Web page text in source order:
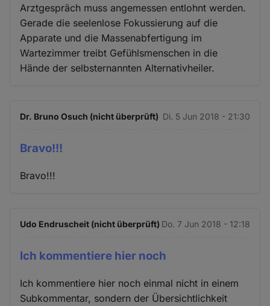
Arztgespräch muss angemessen entlohnt werden.
Gerade die seelenlose Fokussierung auf die
Apparate und die Massenabfertigung im
Wartezimmer treibt Gefühlsmenschen in die
Hände der selbsternannten Alternativheiler.
Dr. Bruno Osuch (nicht überprüft) Di. 5 Jun 2018 - 21:30
Bravo!!!
Bravo!!!
Udo Endruscheit (nicht überprüft) Do. 7 Jun 2018 - 12:18
Ich kommentiere hier noch
Ich kommentiere hier noch einmal nicht in einem
Subkommentar, sondern der Übersichtlichkeit